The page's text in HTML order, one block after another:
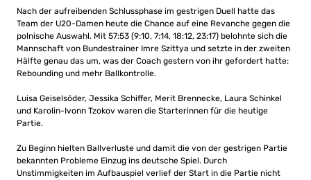
Nach der aufreibenden Schlussphase im gestrigen Duell hatte das
Team der U20-Damen heute die Chance auf eine Revanche gegen die
polnische Auswahl. Mit 57:53 (9:10, 7:14, 18:12, 23:17) belohnte sich die
Mannschaft von Bundestrainer Imre Szittya und setzte in der zweiten
Hälfte genau das um, was der Coach gestern von ihr gefordert hatte:
Rebounding und mehr Ballkontrolle.
Luisa Geiselsöder, Jessika Schiffer, Merit Brennecke, Laura Schinkel
und Karolin-Ivonn Tzokov waren die Starterinnen für die heutige
Partie.
Zu Beginn hielten Ballverluste und damit die von der gestrigen Partie
bekannten Probleme Einzug ins deutsche Spiel. Durch
Unstimmigkeiten im Aufbauspiel verlief der Start in die Partie nicht